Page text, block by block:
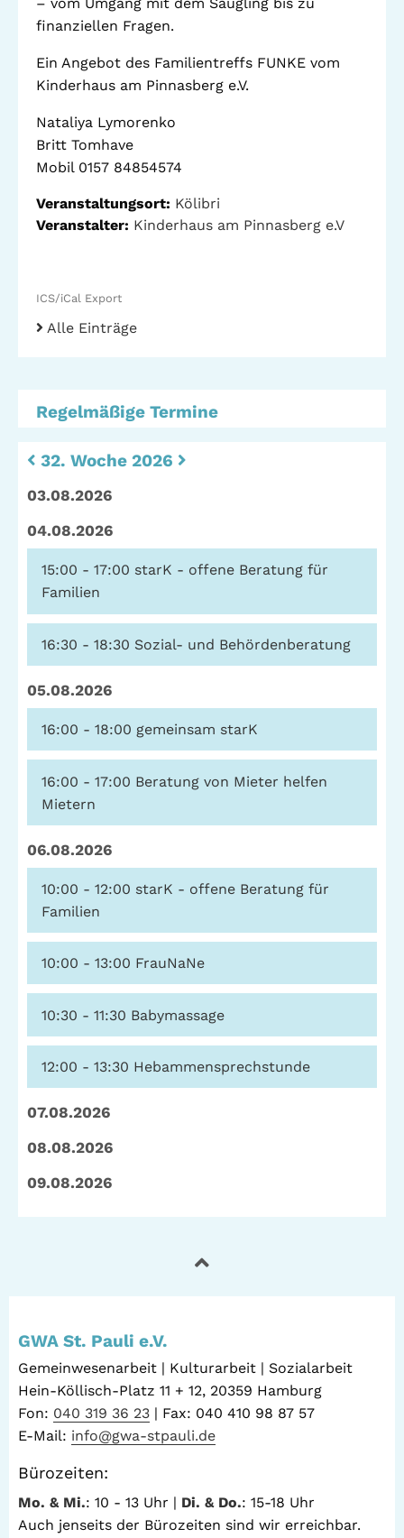
Standorte
Raumvermietung
Auszeichnungen
Jobs + Praktika
Förderverein
Förderer
Ferienprogramm
Unterstützung
starK
Behördenberatung
Big Point
Mieter helfern
Mietern
Familienberatung –
Erziehung
GWA St. Pauli e.V.
Hein-Köllisch-Platz 11 + 12, 20359 Hamburg
Telefon: (040) 319 36 23
E-Mail:info@gwa-stpauli.de
News
Kontakt Impressum Datenschutz
finanziellen Fragen.
Ein Angebot des Familientreffs FUNKE vom
Kinderhaus am Pinnasberg e.V.
Nataliya Lymorenko
Britt Tomhave
Mobil 0157 84854574
Veranstaltungsort: Kölibri
Veranstalter: Kinderhaus am Pinnasberg e.V
ICS/iCal Export
Alle Einträge
Regelmäßige Termine
32. Woche 2026
03.08.2026
04.08.2026
15:00 - 17:00 starK - offene Beratung für
Familien
16:30 - 18:30 Sozial- und Behördenberatung
05.08.2026
16:00 - 18:00 gemeinsam starK
16:00 - 17:00 Beratung von Mieter helfen
Mietern
06.08.2026
10:00 - 12:00 starK - offene Beratung für
Familien
10:00 - 13:00 FrauNaNe
10:30 - 11:30 Babymassage
12:00 - 13:30 Hebammensprechstunde
07.08.2026
08.08.2026
09.08.2026
GWA St. Pauli e.V.
Gemeinwesenarbeit | Kulturarbeit | Sozialarbeit
Hein-Köllisch-Platz 11 + 12, 20359 Hamburg
Fon: 040 319 36 23 | Fax: 040 410 98 87 57
E-Mail: info@gwa-stpauli.de
Bürozeiten:
Mo. & Mi.: 10 - 13 Uhr | Di. & Do.: 15-18 Uhr
Auch jenseits der Bürozeiten sind wir erreichbar.